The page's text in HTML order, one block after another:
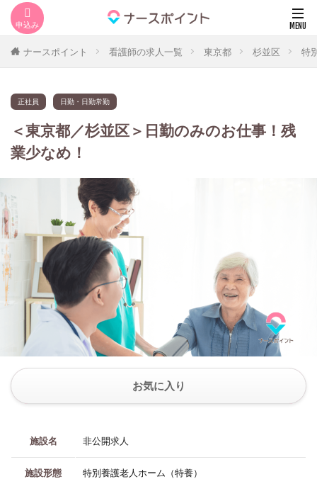
ナースポイント 看護師の求人一覧 東京都 杉並区 特
正社員 日勤・日勤常勤
＜東京都／杉並区＞日勤のみのお仕事！残
業少なめ！
お気に入り
施設名 非公開求人
施設形態 特別養護老人ホーム（特養）